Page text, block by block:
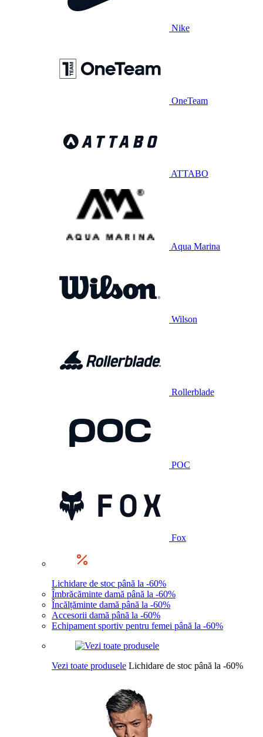
Nike
OneTeam
ATTABO
Aqua Marina
Wilson
Rollerblade
POC
Fox
Lichidare de stoc până la -60%
Îmbrăcăminte damă până la -60%
Încălțăminte damă până la -60%
Accesorii damă până la -60%
Echipament sportiv pentru femei până la -60%
Vezi toate produsele Lichidare de stoc până la -60%